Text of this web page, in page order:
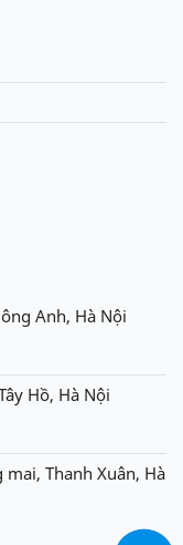
Anh, Hà Nội
Hồ, Hà Nội
mai, Thanh Xuân, Hà